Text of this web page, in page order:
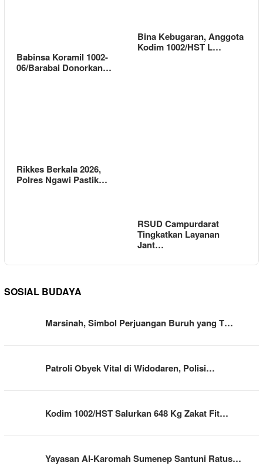
Babinsa Koramil 1002-
06/Barabai Donorkan…
Bina Kebugaran, Anggota
Kodim 1002/HST L…
Rikkes Berkala 2026,
Polres Ngawi Pastik…
RSUD Campurdarat
Tingkatkan Layanan
Jant…
SOSIAL BUDAYA
Marsinah, Simbol Perjuangan Buruh yang T…
Patroli Obyek Vital di Widodaren, Polisi…
Kodim 1002/HST Salurkan 648 Kg Zakat Fit…
Yayasan Al-Karomah Sumenep Santuni Ratus…